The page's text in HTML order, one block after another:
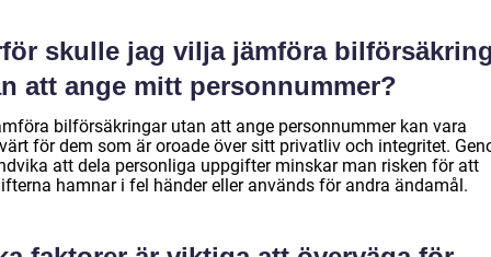
skulle jag vilja jämföra
att ange mitt personnummer?
bilförsäkringar utan att ange personnummer kan vara
för dem som är oroade över sitt privatliv och integritet.
att dela personliga uppgifter minskar man risken för att
hamnar i fel händer eller används för andra ändamål.